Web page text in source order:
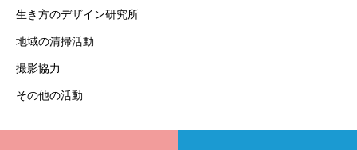
生き方のデザイン研究所
地域の清掃活動
撮影協力
その他の活動